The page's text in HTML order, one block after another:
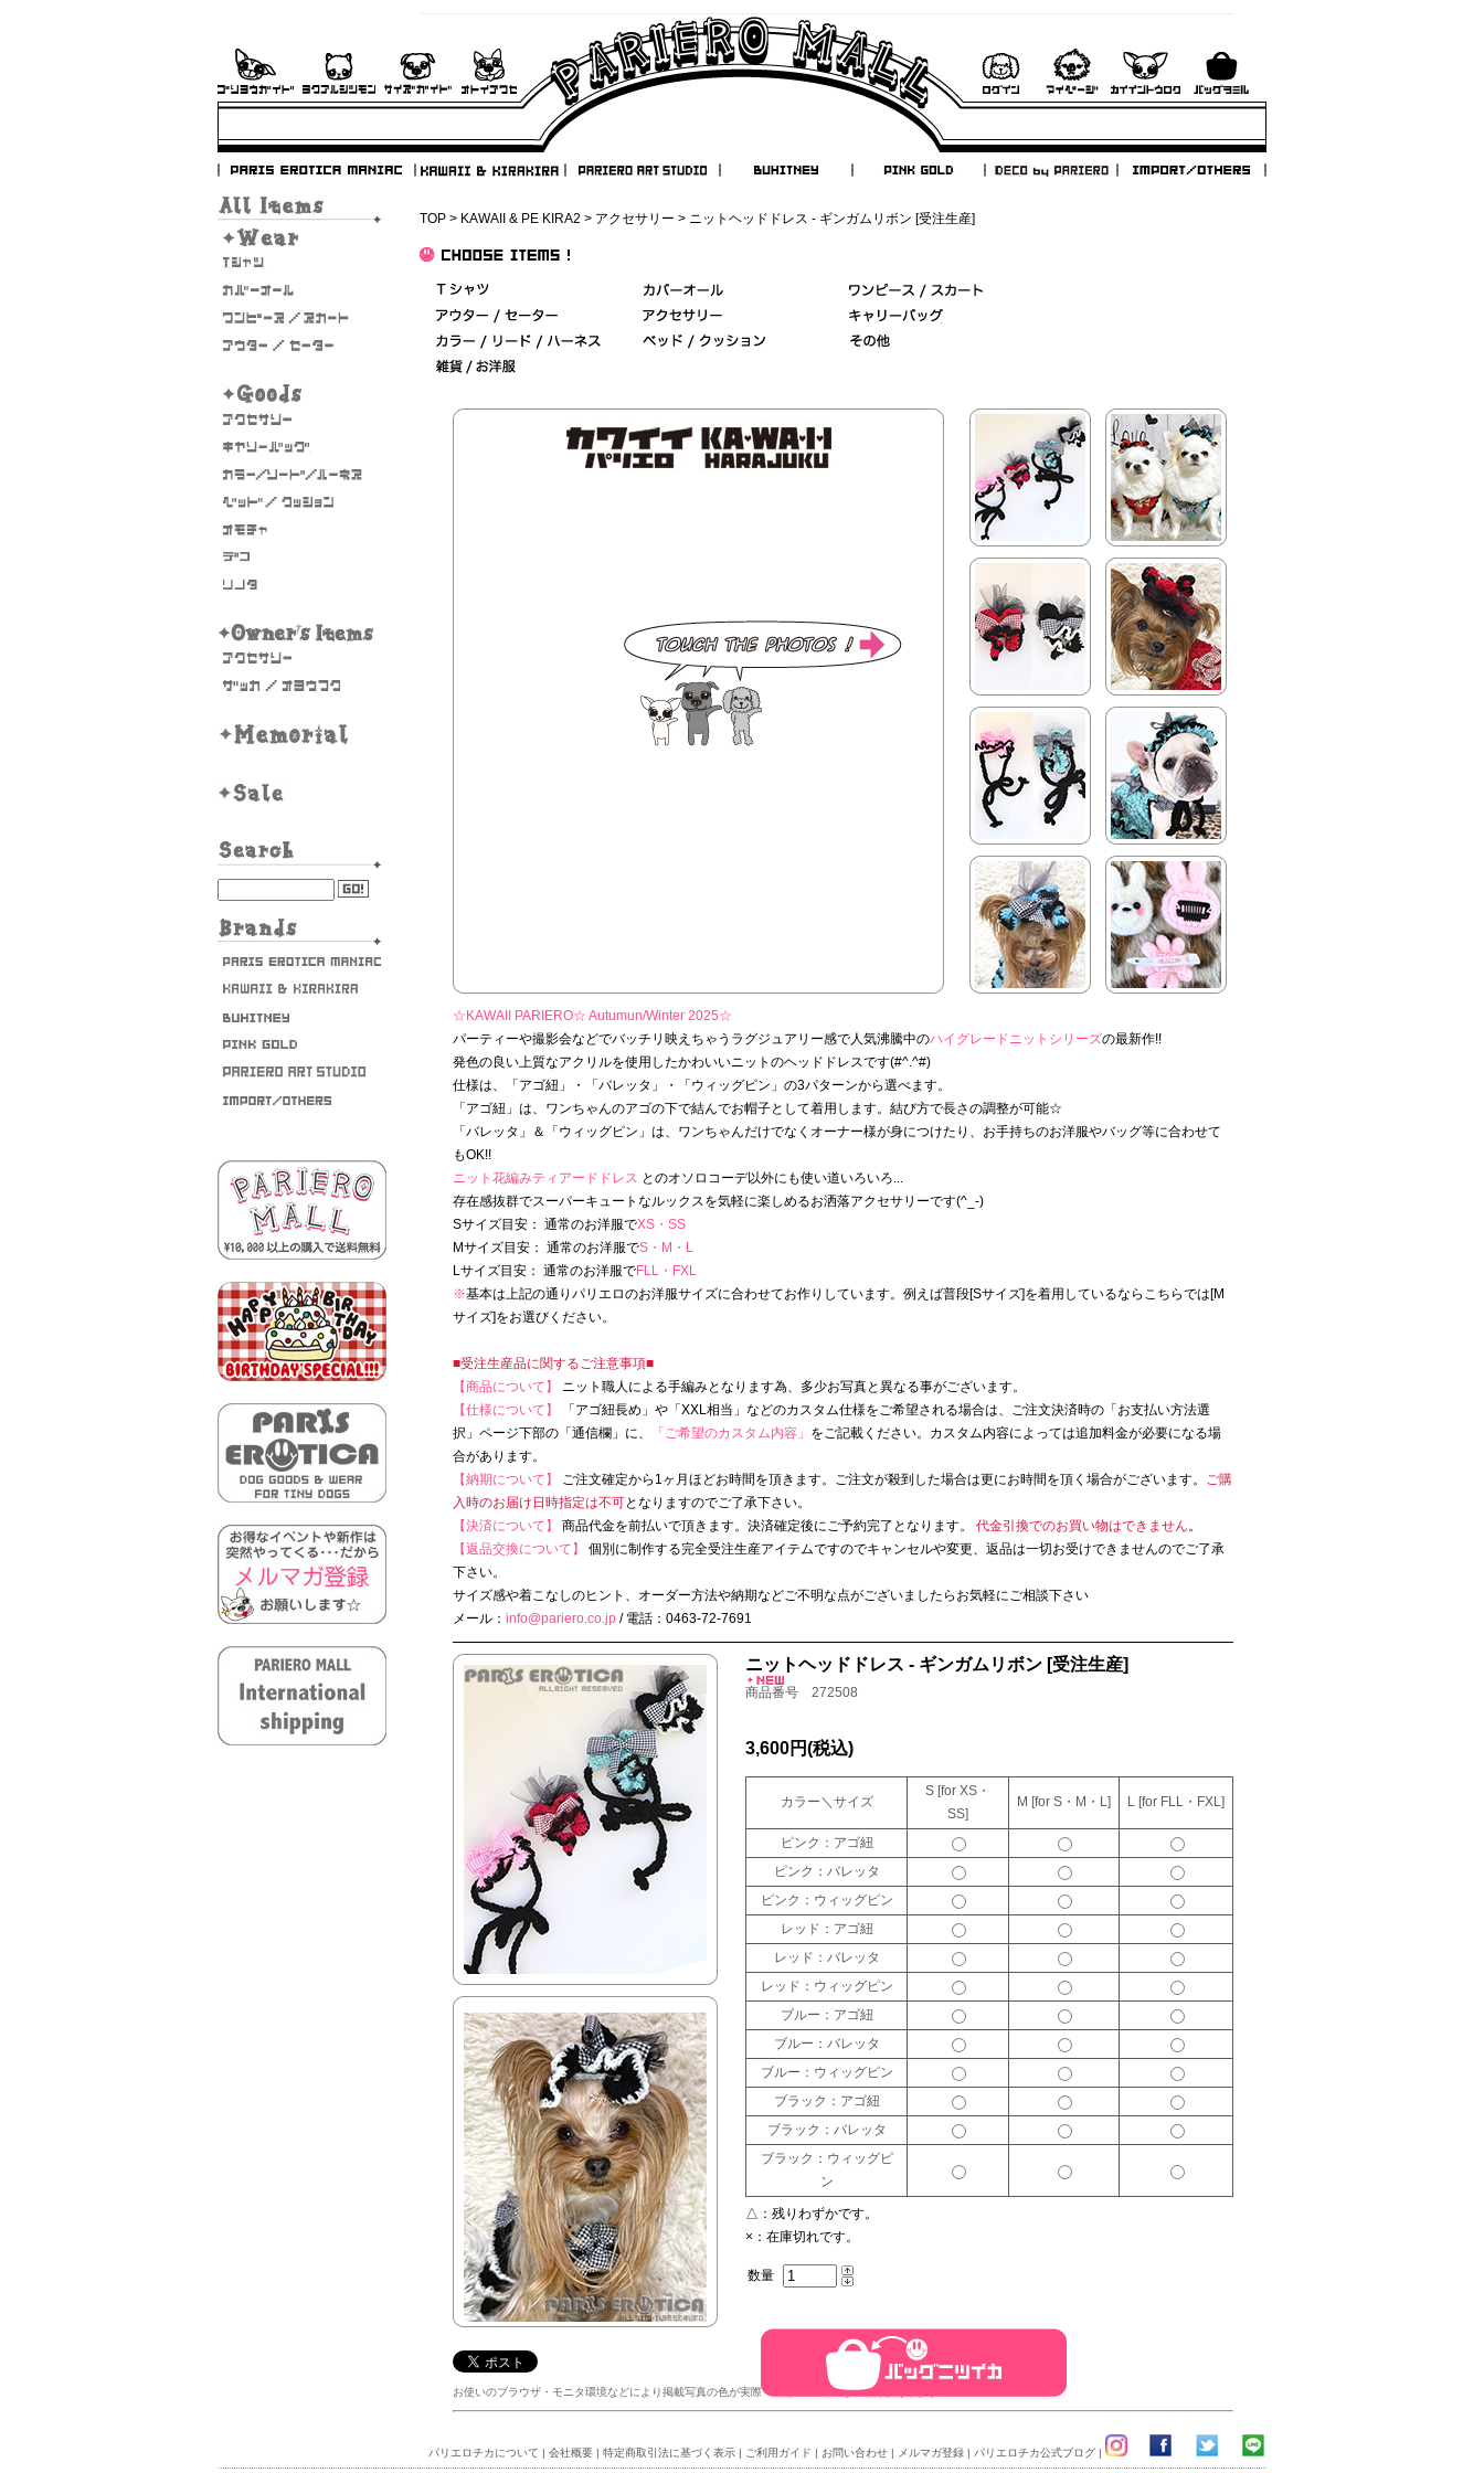
TOP > KAWAII & PE KIRA2 > アクセサリー > ニットヘッドドレス - ギンガムリボン [受注生産]
☆KAWAII PARIERO☆ Autumun/Winter 2025☆
パーティーや撮影会などでバッチリ映えちゃうラグジュアリー感で人気沸騰中のハイグレードニットシリーズの最新作!!
発色の良い上質なアクリルを使用したかわいいニットのヘッドドレスです(#^.^#)
仕様は、「アゴ紐」・「バレッタ」・「ウィッグピン」の3パターンから選べます。
「アゴ紐」は、ワンちゃんのアゴの下で結んでお帽子として着用します。結び方で長さの調整が可能☆
「バレッタ」＆「ウィッグピン」は、ワンちゃんだけでなくオーナー様が身につけたり、お手持ちのお洋服やバッグ等に合わせて
もOK!!
ニット花編みティアードドレス とのオソロコーデ以外にも使い道いろいろ...
存在感抜群でスーパーキュートなルックスを気軽に楽しめるお洒落アクセサリーです(^_-)
Sサイズ目安： 通常のお洋服でXS・SS
Mサイズ目安： 通常のお洋服でS・M・L
Lサイズ目安： 通常のお洋服でFLL・FXL
※基本は上記の通りパリエロのお洋服サイズに合わせてお作りしています。例えば普段[Sサイズ]を着用しているならこちらでは[M
サイズ]をお選びください。
■受注生産品に関するご注意事項■
【商品について】
ニット職人による手編みとなります為、多少お写真と異なる事がございます。
【仕様について】
「アゴ紐長め」や「XXL相当」などのカスタム仕様をご希望される場合は、ご注文決済時の「お支払い方法選
択」ページ下部の「通信欄」に、
「ご希望のカスタム内容」 をご記載ください。カスタム内容によっては追加料金が必要になる場
合があります。
【納期について】
ご注文確定から1ヶ月ほどお時間を頂きます。ご注文が殺到した場合は更にお時間を頂く場合がございます。 ご購
入時のお届け日時指定は不可となりますのでご了承下さい。
【決済について】
商品代金を前払いで頂きます。決済確定後にご予約完了となります。 代金引換でのお買い物はできません。
【返品交換について】
個別に制作する完全受注生産アイテムですのでキャンセルや変更、返品は一切お受けできませんのでご了承
下さい。
サイズ感や着こなしのヒント、オーダー方法や納期などご不明な点がございましたらお気軽にご相談下さい
メール： info@pariero.co.jp / 電話：0463-72-7691
ニットヘッドドレス - ギンガムリボン [受注生産]
商品番号 272508
3,600円(税込)
カラー＼サイズ
S [for XS・
SS]
M [for S・M・L] L [for FLL・FXL]
ピンク：アゴ紐
ピンク：バレッタ
ピンク：ウィッグピン
レッド：アゴ紐
レッド：バレッタ
レッド：ウィッグピン
ブルー：アゴ紐
ブルー：バレッタ
ブルー：ウィッグピン
ブラック：アゴ紐
ブラック：バレッタ
ブラック：ウィッグピ
ン
△： 残りわずかです。
×： 在庫切れです。
数量
お使いのブラウザ・モニタ環境などにより掲載写真の色が実際の色と違って見える場合があります。
パリエロチカについて | 会社概要 | 特定商取引法に基づく表示 | ご利用ガイド | お問い合わせ | メルマガ登録 | パリエロチカ公式ブログ |